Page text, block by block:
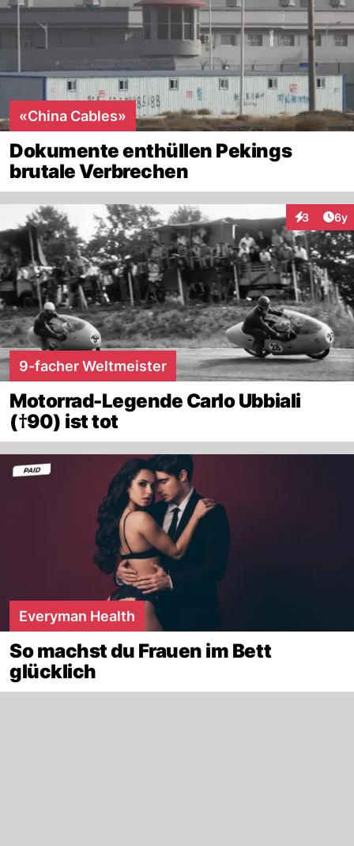
«China Cables»
Dokumente enthüllen Pekings
brutale Verbrechen
3 6y
9-facher Weltmeister
Motorrad-Legende Carlo Ubbiali
(†90) ist tot
Everyman Health
So machst du Frauen im Bett
glücklich